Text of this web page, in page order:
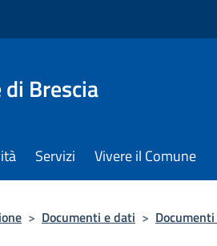
di Brescia
Servizi Vivere il Comune
> Documenti e dati >